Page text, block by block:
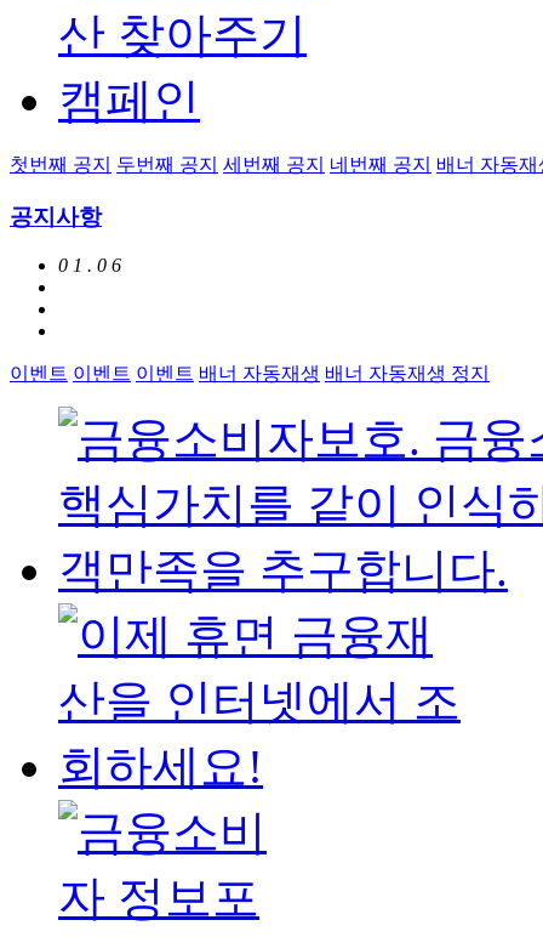
첫번째 공지 두번째 공지 세번째 공지 네번째 공지 배너 자동재
공지사항
0 1 . 0 6
이벤트 이벤트 이벤트 배너 자동재생 배너 자동재생 정지